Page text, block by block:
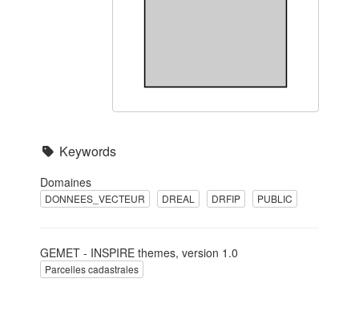
Keywords
Domaines
DONNEES_VECTEUR DREAL DRFIP PUBLIC
GEMET - INSPIRE themes, version 1.0
Parcelles cadastrales